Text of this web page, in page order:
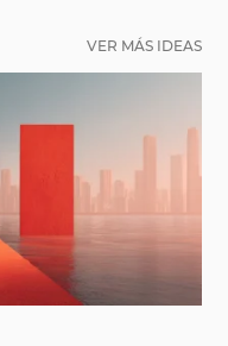
VER MÁS IDEAS